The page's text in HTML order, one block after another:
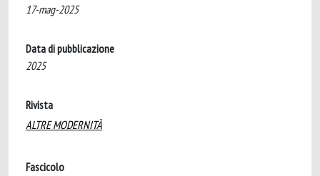
17-mag-2025
Data di pubblicazione
2025
Rivista
ALTRE MODERNITÀ
Fascicolo